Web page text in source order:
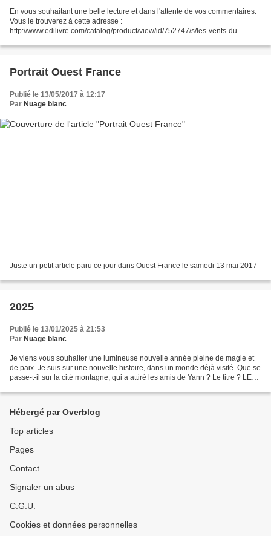
En vous souhaitant une belle lecture et dans l'attente de vos commentaires.
Vous le trouverez à cette adresse :
http://www.edilivre.com/catalog/product/view/id/752747/s/les-vents-du-
Portrait Ouest France
Publié le 13/05/2017 à 12:17
Par Nuage blanc
Juste un petit article paru ce jour dans Ouest France le samedi 13 mai 2017
2025
Publié le 13/01/2025 à 21:53
Par Nuage blanc
Je viens vous souhaiter une lumineuse nouvelle année pleine de magie et
de paix. Je suis sur une nouvelle histoire, dans un monde déjà visité. Que se
passe-t-il sur la cité montagne, qui a attiré les amis de Yann ? Le titre ? LES
Hébergé par Overblog
Top articles
Pages
Contact
Signaler un abus
C.G.U.
Cookies et données personnelles